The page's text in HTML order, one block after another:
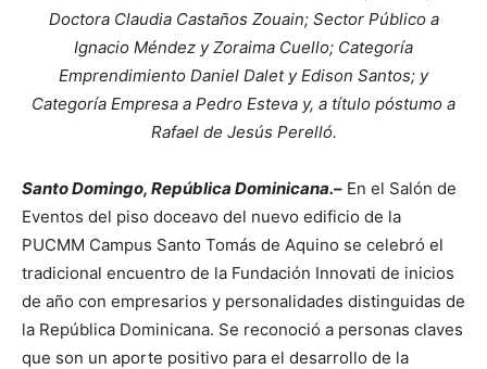
Doctora Claudia Castaños Zouain; Sector Público a
Ignacio Méndez y Zoraima Cuello; Categoría
Emprendimiento Daniel Dalet y Edison Santos; y
Categoría Empresa a Pedro Esteva y, a título póstumo a
Rafael de Jesús Perelló.
Santo Domingo, República Dominicana.– En el Salón de
Eventos del piso doceavo del nuevo edificio de la
PUCMM Campus Santo Tomás de Aquino se celebró el
tradicional encuentro de la Fundación Innovati de inicios
de año con empresarios y personalidades distinguidas de
la República Dominicana. Se reconoció a personas claves
que son un aporte positivo para el desarrollo de la